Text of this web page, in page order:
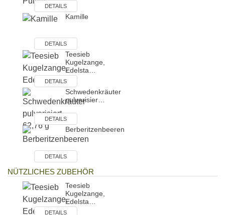
DETAILS
Kamille
DETAILS
Teesieb
Kugelzange,
Edelsta…
DETAILS
Schwedenkräuter
pulverisier…
DETAILS
Berberitzenbeeren
DETAILS
NÜTZLICHES ZUBEHÖR
Teesieb
Kugelzange,
Edelsta…
DETAILS